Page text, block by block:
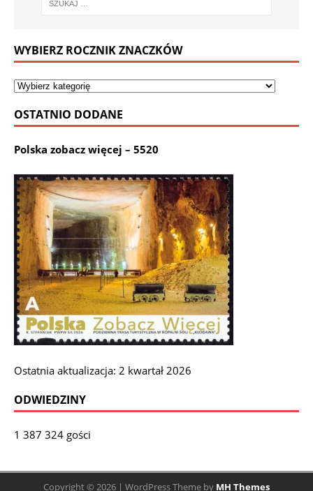
WYBIERZ ROCZNIK ZNACZKÓW
OSTATNIO DODANE
Polska zobacz więcej – 5520
Ostatnia aktualizacja: 2 kwartał 2026
ODWIEDZINY
1 387 324 gości
Copyright © 2026 | WordPress Theme by MH Themes